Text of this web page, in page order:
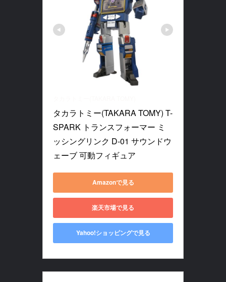
タカラトミー(TAKARA TOMY) T-
SPARK トランスフォーマー ミ
ッシングリンク D-01 サウンドウ
ェーブ 可動フィギュア
Amazonで見る
楽天市場で見る
Yahoo!ショッピングで見る